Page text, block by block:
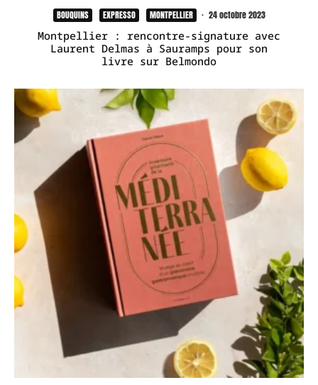
BOUQUINS EXPRESSO MONTPELLIER · 24 octobre 2023
Montpellier : rencontre-signature avec
Laurent Delmas à Sauramps pour son
livre sur Belmondo